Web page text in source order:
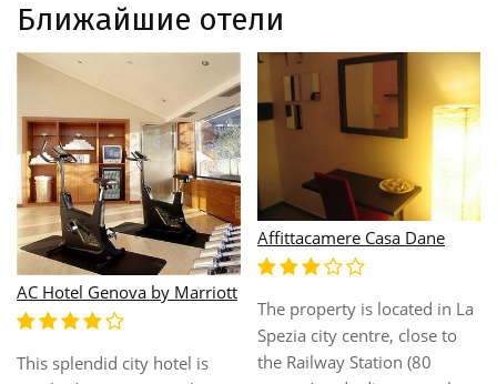
Ближайшие отели
Casa Dane
is located in La
centre, close to
Station (80
Agnello D'Oro Genova
Albergo La
top floor
building in